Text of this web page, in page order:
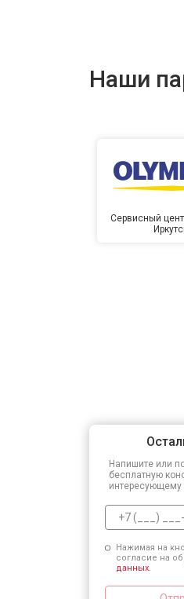
Наши
Сервисный
Напишите или
бесплатную
интересующему
Нажимая на
согласие на
данных.